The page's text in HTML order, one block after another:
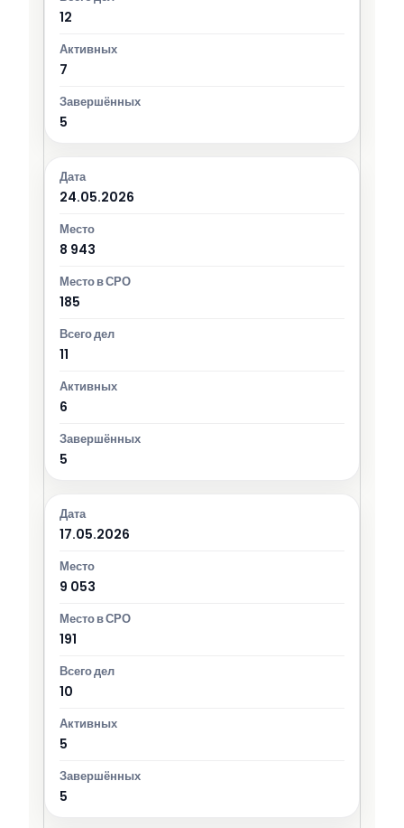
12
7
5
24.05.2026
8 943
185
11
6
5
17.05.2026
9 053
191
10
5
5